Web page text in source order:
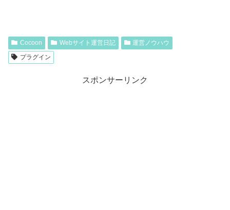
Cocoon Webサイト運営日記
運営ノウハウ
プラグイン
スポンサーリンク